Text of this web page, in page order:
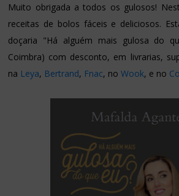
Muito obrigada a todos os gulosos!
receitas de bolos fáceis e deliciosos.
doçaria "Há alguém mais gulosa do
Coimbra) com desconto, em livrarias,
na Leya, Bertrand, Fnac, noWook, e no